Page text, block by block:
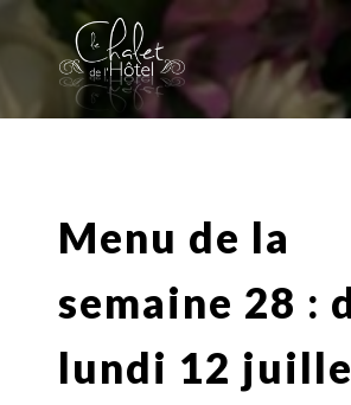
Menu de la
semaine 28 :
lundi 12